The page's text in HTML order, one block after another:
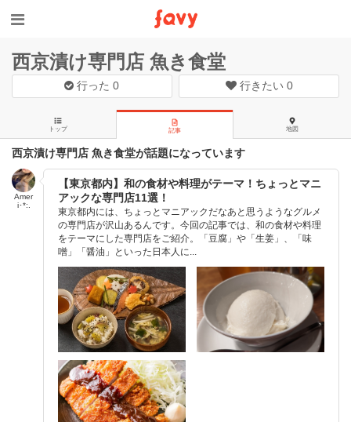
西京漬け専門店 魚き食堂
行った0 行きたい 0
トップ 記事 地図
西京漬け専門店 魚き食堂が話題になっています
Amer
i･*:.
【東京都内】和の食材や料理がテーマ！ちょっとマニ
アックな専門店11選！
東京都内には、ちょっとマニアックだなあと思うようなグルメ
の専門店が沢山あるんです。今回の記事では、和の食材や料理
をテーマにした専門店をご紹介。「豆腐」や「生姜」、「味
噌」「醤油」といった日本人に...